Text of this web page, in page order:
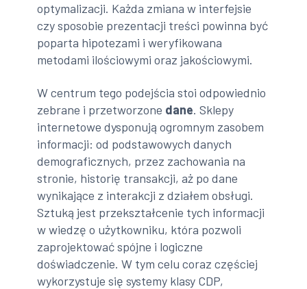
optymalizacji. Każda zmiana w interfejsie
czy sposobie prezentacji treści powinna być
poparta hipotezami i weryfikowana
metodami ilościowymi oraz jakościowymi.
W centrum tego podejścia stoi odpowiednio
zebrane i przetworzone dane. Sklepy
internetowe dysponują ogromnym zasobem
informacji: od podstawowych danych
demograficznych, przez zachowania na
stronie, historię transakcji, aż po dane
wynikające z interakcji z działem obsługi.
Sztuką jest przekształcenie tych informacji
w wiedzę o użytkowniku, która pozwoli
zaprojektować spójne i logiczne
doświadczenie. W tym celu coraz częściej
wykorzystuje się systemy klasy CDP,